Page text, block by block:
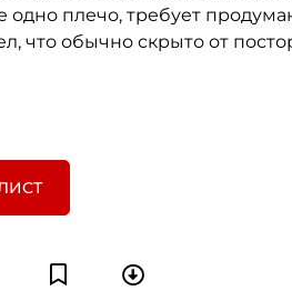
плечо, требует
что обычно скрыто от